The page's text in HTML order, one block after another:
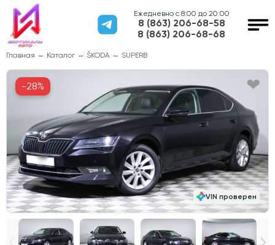
Ежедневно с 8:00 до 20:00
8 (863) 206-68-58
8 (863) 206-68-68
Главная Каталог ŠKODA SUPERB
VIN проверен
-28%